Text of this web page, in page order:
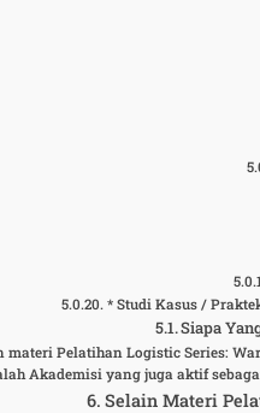
* Studi Kasus /
Siapa
Pelatihan Logistic Series:
Akademisi yang juga aktif
Selain Materi